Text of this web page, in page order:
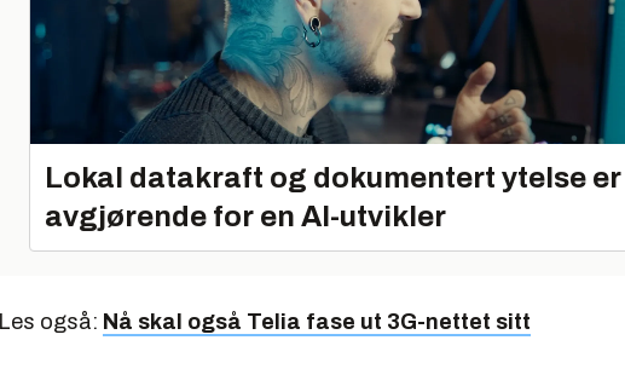
Lokal datakraft og dokumentert ytelse er
avgjørende for en AI-utvikler
Les også: Nå skal også Telia fase ut 3G-nettet sitt